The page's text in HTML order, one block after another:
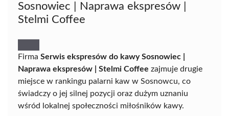
Sosnowiec | Naprawa ekspresów |
Stelmi Coffee
Firma Serwis ekspresów do kawy Sosnowiec |
Naprawa ekspresów | Stelmi Coffee zajmuje drugie
miejsce w rankingu palarni kaw w Sosnowcu, co
świadczy o jej silnej pozycji oraz dużym uznaniu
wśród lokalnej społeczności miłośników kawy.